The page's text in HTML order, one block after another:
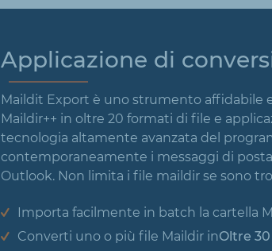
Applicazione di
Maildit Export è uno strumento affidabile
Maildir++ in oltre 20 formati di file e
tecnologia altamente avanzata del
contemporaneamente i messaggi di
Outlook. Non limita i file maildir se sono
Importa facilmente in batch la cartella
Converti uno o più file Maildir inOltre